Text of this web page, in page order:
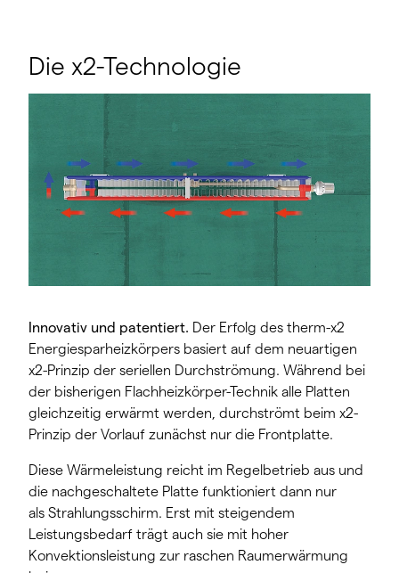
Die x2-Technologie
Innovativ und patentiert. Der Erfolg des therm-x2
Energiesparheizkörpers basiert auf dem neuartigen
x2-Prinzip der seriellen Durchströmung. Während bei
der bisherigen Flachheizkörper-Technik alle Platten
gleichzeitig erwärmt werden, durchströmt beim x2-
Prinzip der Vorlauf zunächst nur die Frontplatte.
Diese Wärmeleistung reicht im Regelbetrieb aus und
die nachgeschaltete Platte funktioniert dann nur
als Strahlungsschirm. Erst mit steigendem
Leistungsbedarf trägt auch sie mit hoher
Konvektionsleistung zur raschen Raumerwärmung